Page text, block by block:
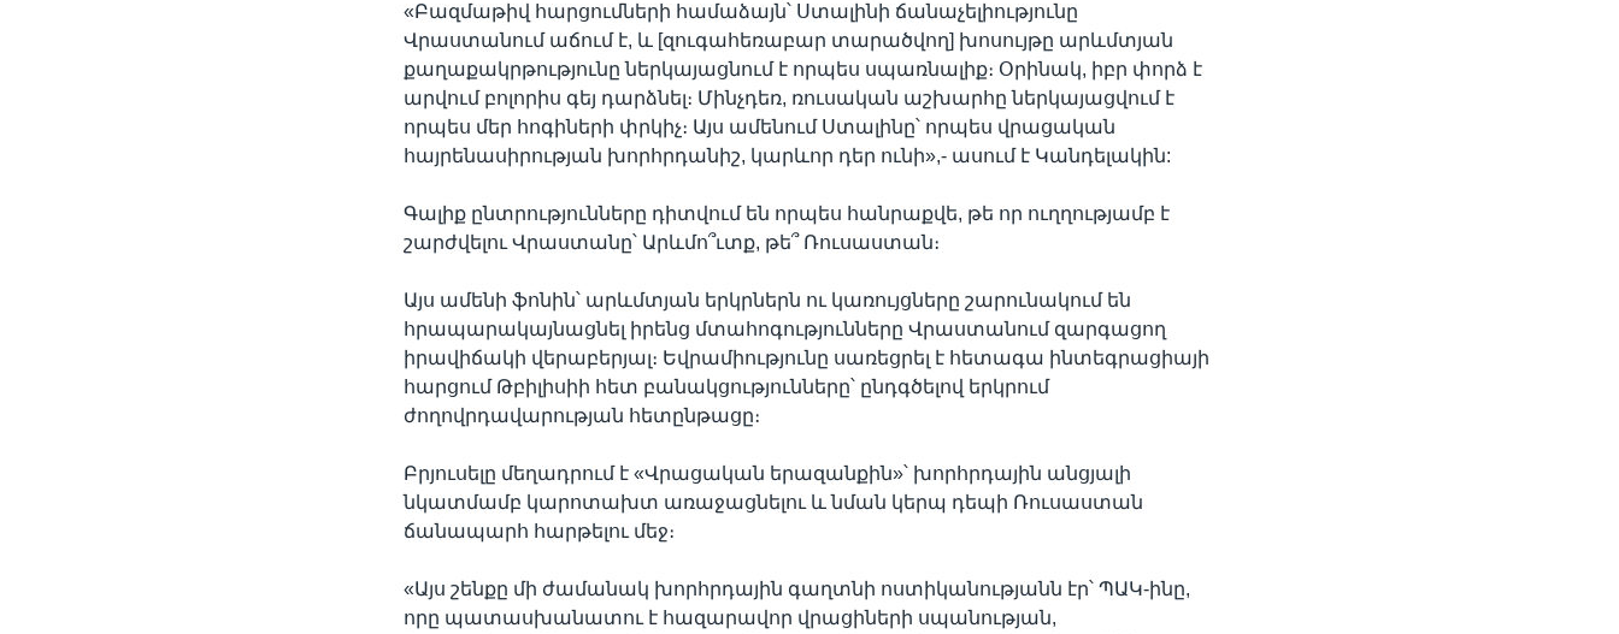
«Բազմաթիվ հարցումների համաձայն՝ Ստալինի ճանաչելիությունը
Վրաստանում աճում է, և [զուգահեռաբար տարածվող] խոսույթը արևմտյան
քաղաքակրթությունը ներկայացնում է որպես սպառնալիք։ Օրինակ, իբր փորձ է
արվում բոլորիս գեյ դարձնել։ Մինչդեռ, ռուսական աշխարհը ներկայացվում է
որպես մեր հոգիների փրկիչ։ Այս ամենում Ստալինը՝ որպես վրացական
հայրենասիրության խորհրդանիշ, կարևոր դեր ունի»,- ասում է Կանդելակին:
Գալիք ընտրությունները դիտվում են որպես հանրաքվե, թե որ ուղղությամբ է
շարժվելու Վրաստանը՝ Արևմո՞ւտք, թե՞ Ռուսաստան։
Այս ամենի ֆոնին՝ արևմտյան երկրներն ու կառույցները շարունակում են
հրապարակայնացնել իրենց մտահոգությունները Վրաստանում զարգացող
իրավիճակի վերաբերյալ։ Եվրամիությունը սառեցրել է հետագա ինտեգրացիայի
հարցում Թբիլիսիի հետ բանակցությունները՝ ընդգծելով երկրում
ժողովրդավարության հետընթացը։
Բրյուսելը մեղադրում է «Վրացական երազանքին»՝ խորհրդային անցյալի
նկատմամբ կարոտախտ առաջացնելու և նման կերպ դեպի Ռուսաստան
ճանապարհ հարթելու մեջ։
«Այս շենքը մի ժամանակ խորհրդային գաղտնի ոստիկանությանն էր՝ ՊԱԿ-ինը,
որը պատասխանատու է հազարավոր վրացիների սպանության,